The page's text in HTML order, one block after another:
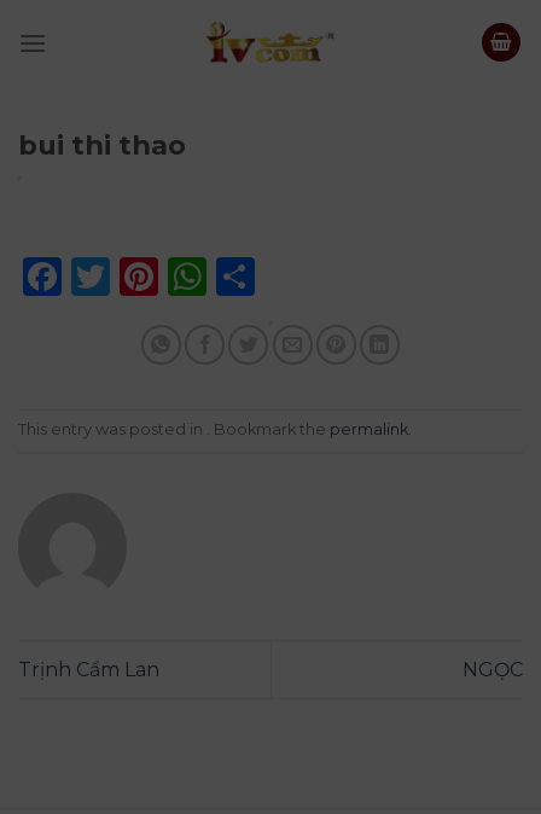
bui thi thao
Facebook
Twitter
Pinterest
WhatsApp
This entry was posted in . Bookmark the permalink.
Trịnh Cẩm Lan NGỌC